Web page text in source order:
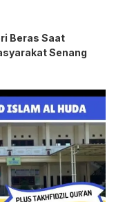
Beras Saat
Senang